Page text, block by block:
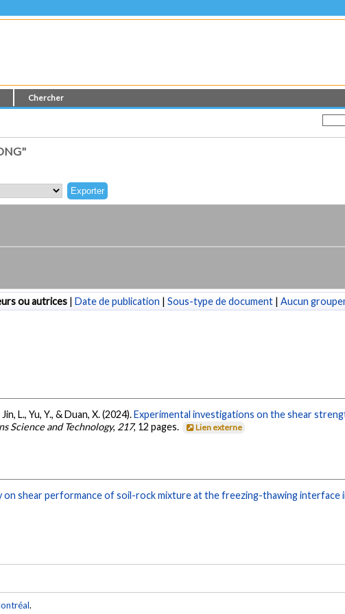
Chercher
ou autrices | Date de publication | Sous-type de document | Aucun
L., Yu, Y., & Duan, X. (2024).Experimental investigations on the shear
Science and Technology, 217, 12 pages. Lien externe
on shear performance of soil-rock mixture at the freezing-thawing interface
.